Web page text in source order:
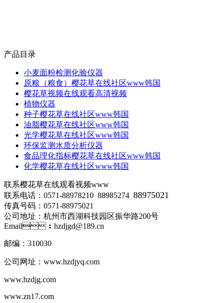
产品目录
小麦面粉检测化验仪器
原粮（粮食）樱花草在线社区www韩国
樱花草视频在线观看高清视频
植物仪器
种子樱花草在线社区www韩国
油脂樱花草在线社区www韩国
光学樱花草在线社区www韩国
环保监测水质分析仪器
食品理化指标樱花草在线社区www韩国
化学樱花草在线社区www韩国
联系樱花草在线观看视频www
联系电话：0571-88978210 88985274 88975021
传真号码：0571-88975021
公司地址：杭州市西湖科技园区振华路200号
Email：hzdjgd@189.cn
邮编：310030
公司网址： www.hzdjyq.com
www.hzdjg.com
www.zn17.com